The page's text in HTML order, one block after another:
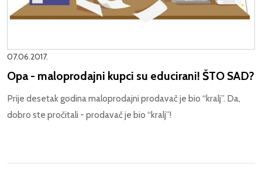
07.06.2017.
Opa - maloprodajni kupci su educirani! ŠTO SAD?
Prije desetak godina maloprodajni prodavač je bio “kralj”. Da,
dobro ste pročitali - prodavač je bio “kralj”!